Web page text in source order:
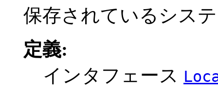
保存されているシス
定義:
インタフェース